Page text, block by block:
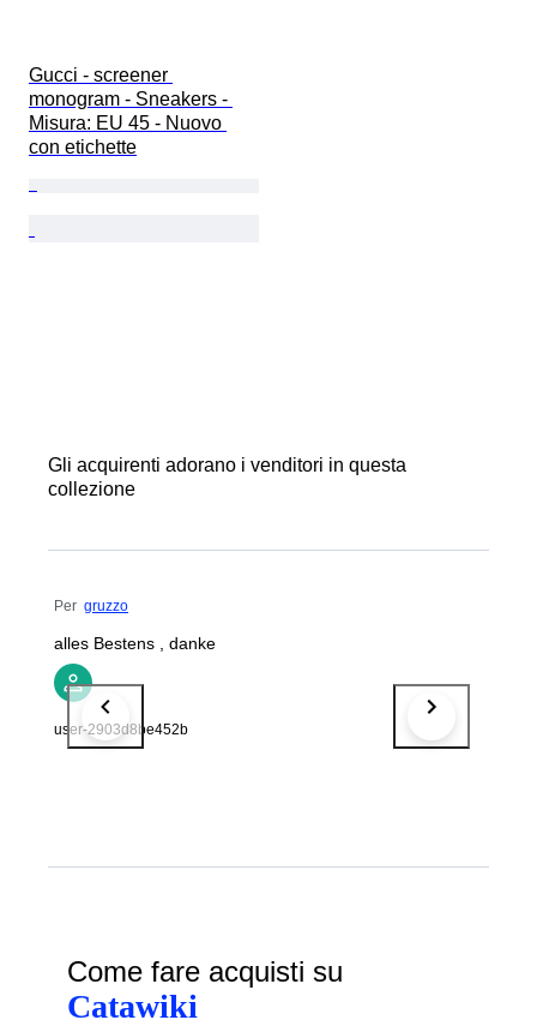
Gucci - screener
monogram - Sneakers -
Misura: EU 45 - Nuovo
con etichette
Gli acquirenti adorano i venditori in questa
collezione
Per gruzzo
alles Bestens , danke
user-2903d8be452b
Come fare acquisti su
Catawiki